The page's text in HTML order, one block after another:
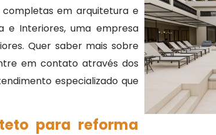
em arquitetura e
e Interiores, uma empresa
Quer saber mais sobre
em contato através dos
especializado que
para reforma